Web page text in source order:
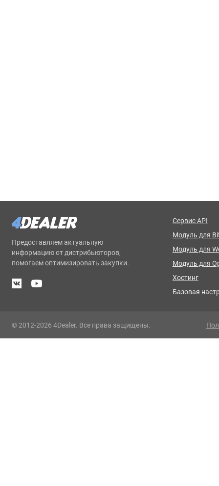
Предоставляем актуальную
информацию от дистрибьюторов,
помогаем оптимизировать закупки.
Сервис API
Модуль для
Модуль для
Модуль для
Хостинг
Базовая
© 2012-2026 4Dealer. Все права защищены.